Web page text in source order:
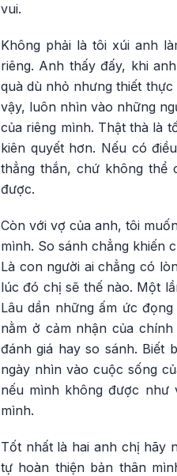
vui.
Không phải là tôi xúi anh
riêng. Anh thấy đấy, khi
quà dù nhỏ nhưng thiết
vậy, luôn nhìn vào những
của riêng mình. Thật thà là
kiên quyết hơn. Nếu có
thẳng thắn, chứ không thể
được.
Còn với vợ của anh, tôi
mình. So sánh chẳng khiến
Là con người ai chẳng có
lúc đó chị sẽ thế nào. Một
Lâu dần những ấm ức
nằm ở cảm nhận của
đánh giá hay so sánh. Biết
ngày nhìn vào cuộc sống
nếu mình không được như
mình.
Tốt nhất là hai anh chị hãy
tự hoàn thiện bản thân